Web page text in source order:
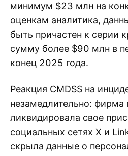
минимум $23 млн на
оценкам аналитика,
быть причастен к серии
сумму более $90 млн в
конец 2025 года.
Реакция CMDSS на
незамедлительно: фирма
ликвидировала свое
социальных сетях X и
скрыла данные о